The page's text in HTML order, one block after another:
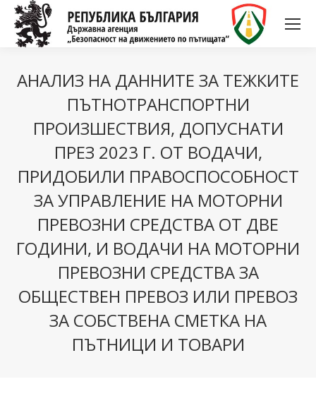
АНАЛИЗ НА ДАННИТЕ ЗА ТЕЖКИТЕ
ПЪТНОТРАНСПОРТНИ
ПРОИЗШЕСТВИЯ, ДОПУСНАТИ
ПРЕЗ 2023 Г. ОТ ВОДАЧИ,
ПРИДОБИЛИ ПРАВОСПОСОБНОСТ
ЗА УПРАВЛЕНИЕ НА МОТОРНИ
ПРЕВОЗНИ СРЕДСТВА ОТ ДВЕ
ГОДИНИ, И ВОДАЧИ НА МОТОРНИ
ПРЕВОЗНИ СРЕДСТВА ЗА
ОБЩЕСТВЕН ПРЕВОЗ ИЛИ ПРЕВОЗ
ЗА СОБСТВЕНА СМЕТКА НА
ПЪТНИЦИ И ТОВАРИ